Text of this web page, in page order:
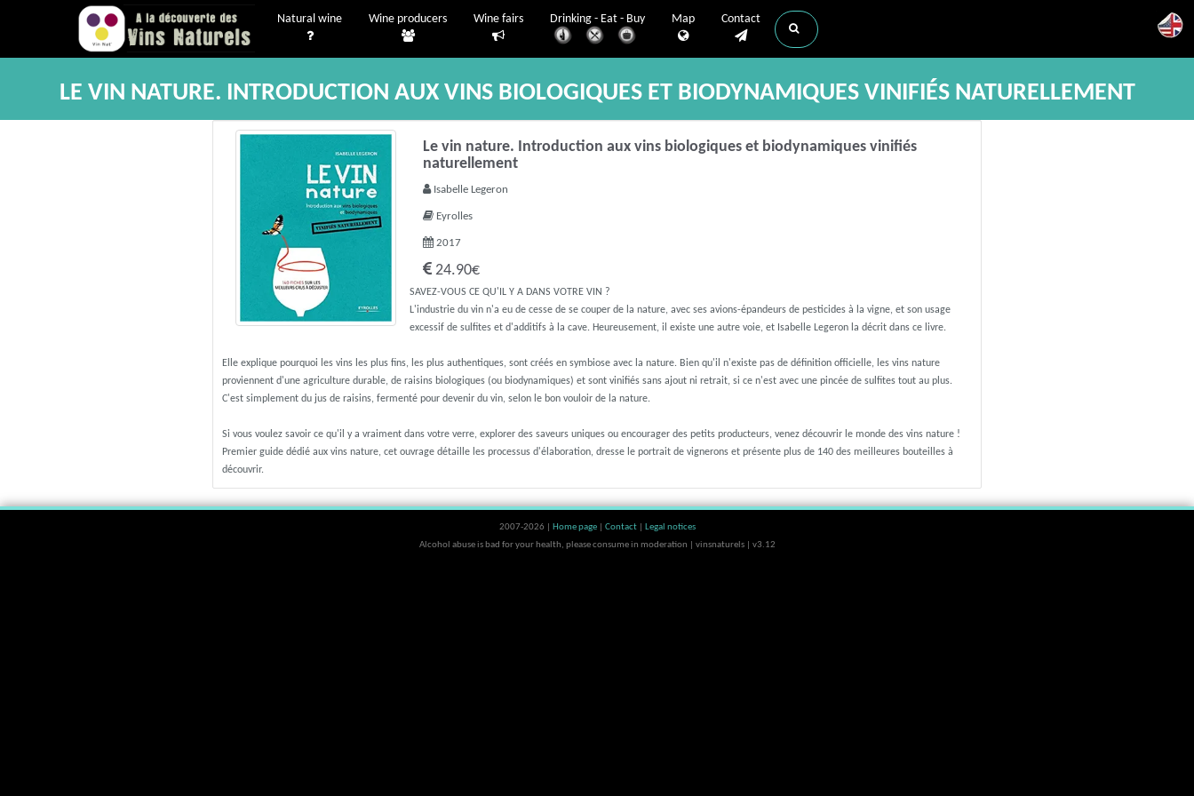
Natural wine Wine producers Wine fairs Drinking - Eat - Buy Map Contact
LE VIN NATURE. INTRODUCTION AUX VINS BIOLOGIQUES ET BIODYNAMIQUES VINIFIÉS NATURELLEMENT
Le vin nature. Introduction aux vins biologiques et biodynamiques vinifiés
naturellement
Isabelle Legeron
Eyrolles
2017
24.90€
SAVEZ-VOUS CE QU'IL Y A DANS VOTRE VIN ?
L'industrie du vin n'a eu de cesse de se couper de la nature, avec ses avions-épandeurs de pesticides à la vigne, et son usage
excessif de sulfites et d'additifs à la cave. Heureusement, il existe une autre voie, et Isabelle Legeron la décrit dans ce livre.
Elle explique pourquoi les vins les plus fins, les plus authentiques, sont créés en symbiose avec la nature. Bien qu'il n'existe pas de définition officielle, les vins nature
proviennent d'une agriculture durable, de raisins biologiques (ou biodynamiques) et sont vinifiés sans ajout ni retrait, si ce n'est avec une pincée de sulfites tout au plus.
C'est simplement du jus de raisins, fermenté pour devenir du vin, selon le bon vouloir de la nature.
Si vous voulez savoir ce qu'il y a vraiment dans votre verre, explorer des saveurs uniques ou encourager des petits producteurs, venez découvrir le monde des vins nature !
Premier guide dédié aux vins nature, cet ouvrage détaille les processus d'élaboration, dresse le portrait de vignerons et présente plus de 140 des meilleures bouteilles à
découvrir.
2007-2026 | Home page Contact
Legal notices
Alcohol abuse is bad for your health, please consume in moderation | vinsnaturels | v3.12